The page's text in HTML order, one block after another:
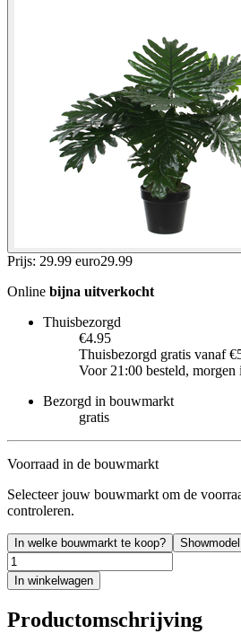
Prijs: 29.99 euro29.99
Online bijna uitverkocht
Thuisbezorgd
€4.95
Thuisbezorgd gratis vanaf
Voor 21:00 besteld, morgen
Bezorgd in bouwmarkt
gratis
Voorraad in de bouwmarkt
Selecteer jouw bouwmarkt om de
controleren.
In welke bouwmarkt te koop?
In winkelwagen
Productomschrijving